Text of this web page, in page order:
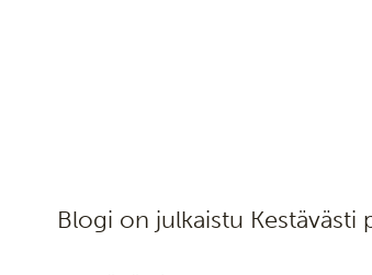
Blogi on julkaistu